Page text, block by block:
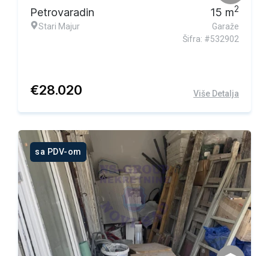
Petrovaradin
Stari Majur
15 m2
Garaže
Šifra: #532902
€28.020 Više Detalja
sa PDV-om